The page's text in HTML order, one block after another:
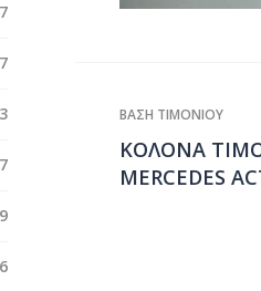
7
3
7
9
6
ΒΑΣΗ ΤΙΜΟΝΙΟΥ
ΚΟΛΟΝΑ
MERCEDES